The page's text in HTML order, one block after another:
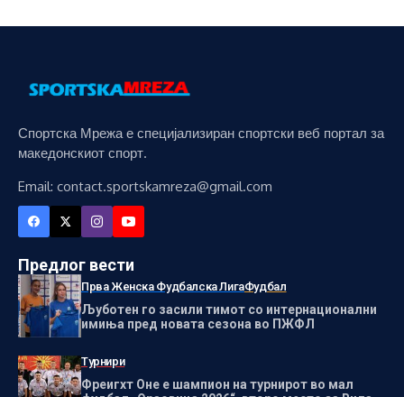
Спортска Мрежа е специјализиран спортски веб портал за
македонскиот спорт.
Email: contact.sportskamreza@gmail.com
Предлог вести
Прва Женска Фудбалска ЛигаФудбал
Љуботен го засили тимот со интернационални
имиња пред новата сезона во ПЖФЛ
Турнири
Фреигхт Оне е шампион на турнирот во мал